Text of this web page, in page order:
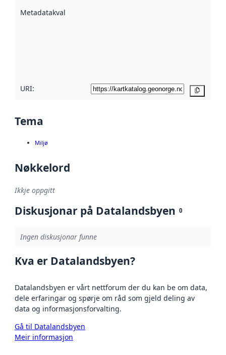
Metadatakvalitet
URI:
Tema
Miljø
Nøkkelord
Ikkje oppgitt
Diskusjonar på Datalandsbyen 0
Ingen diskusjonar funne
Kva er Datalandsbyen?
Datalandsbyen er vårt nettforum der du kan be om data,
dele erfaringar og spørje om råd som gjeld deling av
data og informasjonsforvalting.
Gå til Datalandsbyen
Meir informasjon